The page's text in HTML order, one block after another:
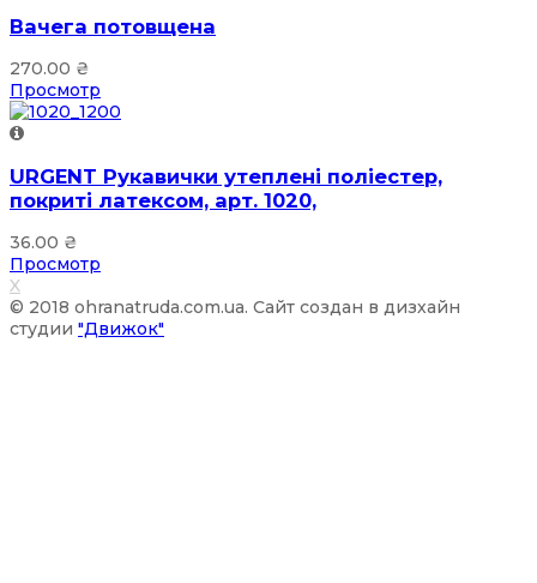
Вачега потовщена
270.00 ₴
Просмотр
URGENT Рукавички утеплені поліестер,
покриті латексом, арт. 1020,
36.00 ₴
Просмотр
X
© 2018 ohranatruda.com.ua. Сайт создан в дизхайн
студии "Движок"